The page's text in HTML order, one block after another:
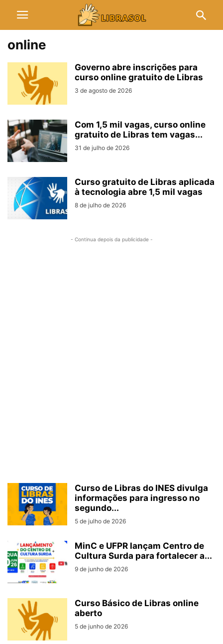
online
Governo abre inscrições para
curso online gratuito de Libras
3 de agosto de 2026
Com 1,5 mil vagas, curso online
gratuito de Libras tem vagas...
31 de julho de 2026
Curso gratuito de Libras aplicada
à tecnologia abre 1,5 mil vagas
8 de julho de 2026
- Continua depois da publicidade -
Curso de Libras do INES divulga
informações para ingresso no
segundo...
5 de julho de 2026
MinC e UFPR lançam Centro de
Cultura Surda para fortalecer a...
9 de junho de 2026
Curso Básico de Libras online
aberto
5 de junho de 2026